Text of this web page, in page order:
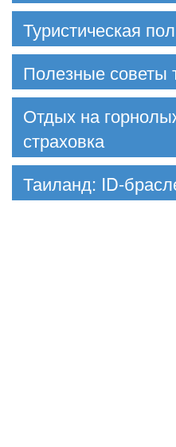
Туристическая
Полезные советы
Отдых на
страховка
Таиланд: ID-